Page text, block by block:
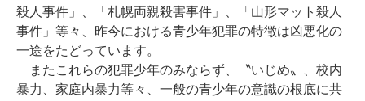
殺人事件」、「札幌両親殺害事件」、「山形マット殺人
事件」等々、昨今における青少年犯罪の特徴は凶悪化の
一途をたどっています。
またこれらの犯罪少年のみならず、〝いじめ〟、校内
暴力、家庭内暴力等々、一般の青少年の意識の根底に共